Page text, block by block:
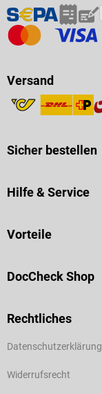
Versand
Sicher bestellen
Hilfe & Service
Vorteile
DocCheck Shop
Rechtliches
Datenschutzerklärung
Widerrufsrecht